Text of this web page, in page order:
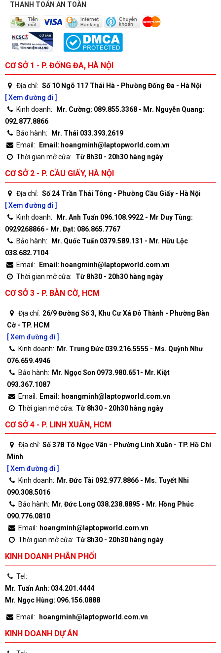
THANH TOÁN AN TOÀN
CƠ SỞ 1 - P. ĐỐNG ĐA, HÀ NỘI
Địa chỉ: Số 10 Ngõ 117 Thái Hà - Phường Đống Đa - Hà Nội
[ Xem đường đi ]
Kinh doanh:
Mr. Cường: 089.855.3368 - Mr. Nguyễn Quang:
092.877.8866
Bảo hành:
Mr. Thái 033.393.2619
Email:
Email: hoangminh@laptopworld.com.vn
Thời gian mở cửa:
Từ 8h30 - 20h30 hàng ngày
CƠ SỞ 2 - P. CẦU GIẤY, HÀ NỘI
Địa chỉ: Số 24 Trần Thái Tông - Phường Cầu Giấy - Hà Nội
[ Xem đường đi ]
Kinh doanh:
Mr. Anh Tuấn 096.108.9922 - Mr Duy Tùng:
0929268866 - Mr. Đạt: 086.865.7767
Bảo hành:
Mr. Quốc Tuấn 0379.589.131 - Mr. Hữu Lộc
038.682.7104
Email:
Email: hoangminh@laptopworld.com.vn
Thời gian mở cửa:
Từ 8h30 - 20h30 hàng ngày
CƠ SỞ 3 - P. BÀN CỜ, HCM
Địa chỉ: 26/9 Đường Số 3, Khu Cư Xá Đô Thành - Phường Bàn
Cờ - TP. HCM
[ Xem đường đi ]
Kinh doanh: Mr. Trung Đức 039.216.5555 - Ms. Quỳnh Như
076.659.4946
Bảo hành: Mr. Ngọc Sơn 0973.980.651- Mr. Kiệt
093.367.1087
Email: Email: hoangminh@laptopworld.com.vn
Thời gian mở cửa: Từ 8h30 - 20h30 hàng ngày
CƠ SỞ 4 - P. LINH XUÂN, HCM
Địa chỉ: Số 37B Tô Ngọc Vân - Phường Linh Xuân - TP. Hồ Chí
Minh
[ Xem đường đi ]
Kinh doanh: Mr. Đức Tài 092.977.8866 - Ms. Tuyết Nhi
090.308.5016
Bảo hành: Mr. Đức Long 038.238.8895 - Mr. Hồng Phúc
090.776.0810
Email: hoangminh@laptopworld.com.vn
Thời gian mở cửa: Từ 8h30 - 20h30 hàng ngày
KINH DOANH PHÂN PHỐI
Tel:
Mr. Tuấn Anh: 034.201.4444
Mr. Ngọc Hùng: 096.156.0888
Email: hoangminh@laptopworld.com.vn
KINH DOANH DỰ ÁN